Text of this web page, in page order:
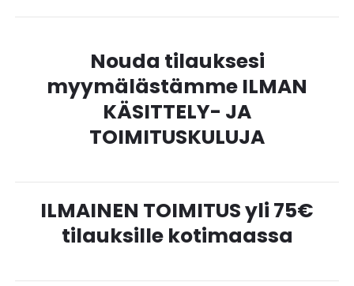
Nouda tilauksesi
myymälästämme ILMAN
KÄSITTELY- JA
TOIMITUSKULUJA
ILMAINEN TOIMITUS yli 75€
tilauksille kotimaassa